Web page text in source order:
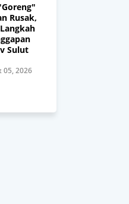
Rusak,
Sulut
05, 2026